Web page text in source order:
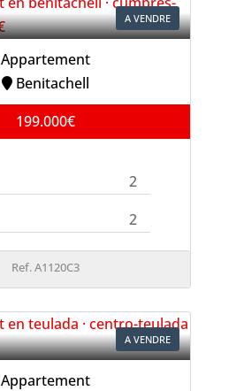
A VENDRE
Appartement
Benitachell
199.000€
2
2
Ref. A1120C3
A VENDRE
Appartement